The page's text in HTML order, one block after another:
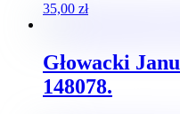
35,00 zł
Głowacki
148078.